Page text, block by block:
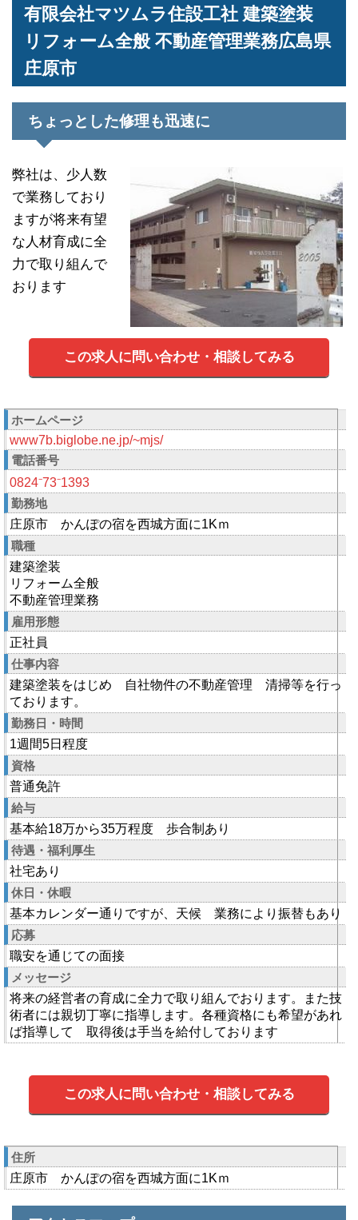
有限会社マツムラ住設工社 建築塗装
リフォーム全般 不動産管理業務広島県
庄原市
ちょっとした修理も迅速に
弊社は、少人数
で業務しており
ますが将来有望
な人材育成に全
力で取り組んで
おります
この求人に問い合わせ・相談してみる
ホームページ
www7b.biglobe.ne.jp/~mjs/
電話番号
0824⁻73⁻1393
勤務地
庄原市 かんぽの宿を西城方面に1Kｍ
職種
建築塗装
リフォーム全般
不動産管理業務
雇用形態
正社員
仕事内容
建築塗装をはじめ 自社物件の不動産管理 清掃等を行っ
ております。
勤務日・時間
1週間5日程度
資格
普通免許
給与
基本給18万から35万程度 歩合制あり
待遇・福利厚生
社宅あり
休日・休暇
基本カレンダー通りですが、天候 業務により振替もあり
応募
職安を通じての面接
メッセージ
将来の経営者の育成に全力で取り組んでおります。また技
術者には親切丁寧に指導します。各種資格にも希望があれ
ば指導して 取得後は手当を給付しております
この求人に問い合わせ・相談してみる
住所
庄原市 かんぽの宿を西城方面に1Kｍ